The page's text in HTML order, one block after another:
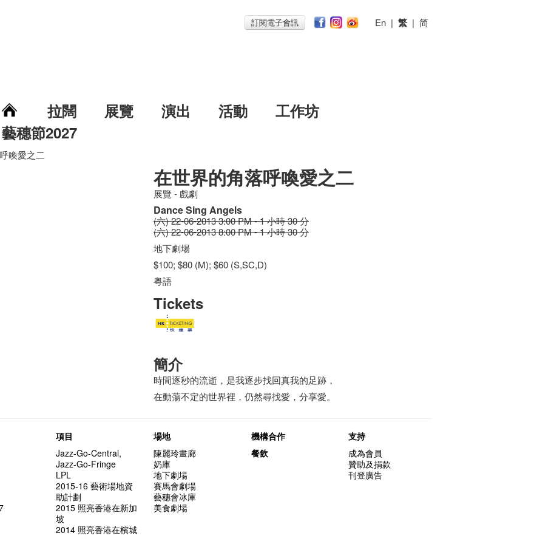
訂閱電子會訊 En | 繁 | 简
拉闊 展覽 演出 活動
工作坊
藝穗節2027
喚愛之二
在世界的角落呼喚愛之二
展覽 - 戲劇
Dance Sing Angels
(六) 22-06-2013 3:00 PM - 1 小時 30 分
(六) 22-06-2013 8:00 PM - 1 小時 30 分
地下劇場
$100; $80 (M); $60 (S,SC,D)
粵語
Tickets
簡介
時間逐秒的流逝，是我逐步找回真我的足跡，
在動蕩不定的世界裡，仍然尋找愛，分享愛。
項目
Jazz-Go-Central,
Jazz-Go-Fringe
LPL
2015-16 藝術場地資
助計劃
2015 照亮香港在新加
坡
2014 照亮香港在檳城
場地
陳麗玲畫廊
奶庫
地下劇場
賽馬會劇場
藝穗會冰庫
美食劇場
機構合作
餐飲
支持
成為會員
贊助及捐款
刊登廣告